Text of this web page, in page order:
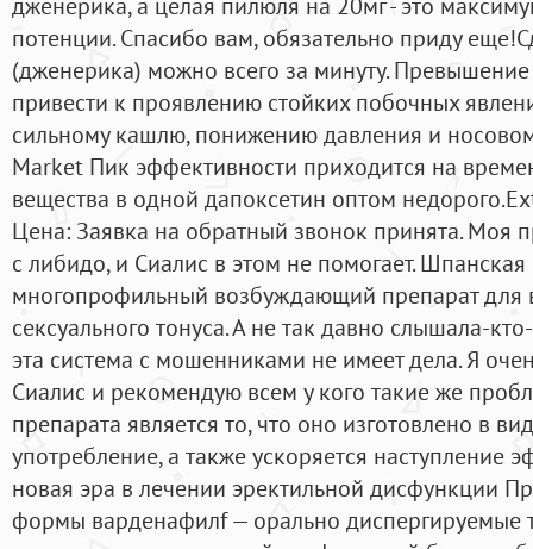
потенции. Спасибо вам, обязательно приду
(дженерика) можно всего за минуту. Превышение
привести к проявлению стойких побочных
сильному кашлю, понижению давления и
Market Пик эффективности приходится на
вещества в одной дапоксетин оптом
Цена: Заявка на обратный звонок принята. Моя
с либидо, и Сиалис в этом не помогает.
многопрофильный возбуждающий препарат для
сексуального тонуса. А не так давно слышала-
эта система с мошенниками не имеет дела. Я
Сиалис и рекомендую всем у кого такие же
препарата является то, что оно изготовлено в
употребление, а также ускоряется наступление
новая эра в лечении эректильной дисфункции
формы варденафилf — орально диспергируемые